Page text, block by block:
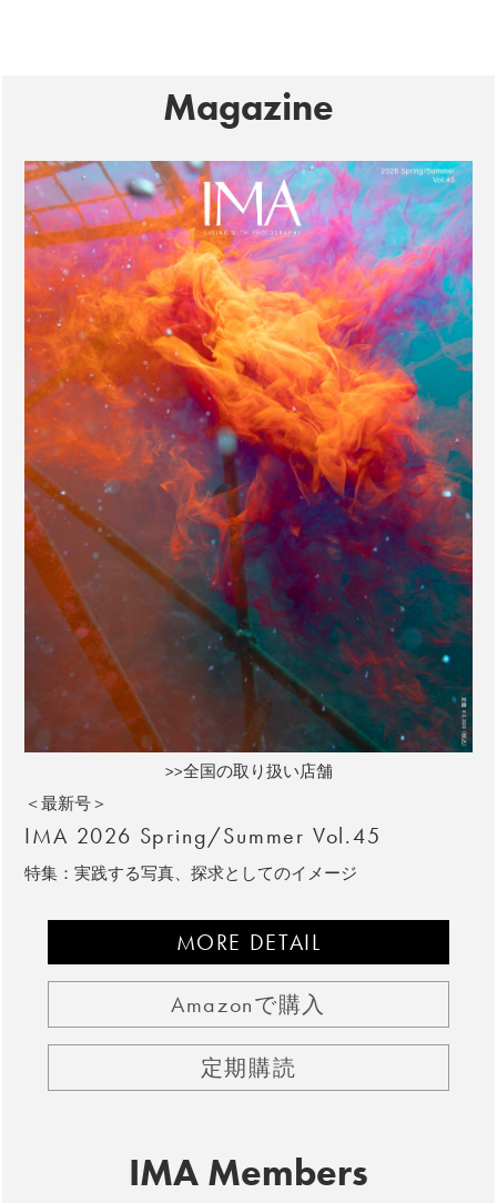
Magazine
>>全国の取り扱い店舗
＜最新号＞
IMA 2026 Spring/Summer Vol.45
特集：実践する写真、探求としてのイメージ
MORE DETAIL
Amazonで購入
定期購読
IMA Members